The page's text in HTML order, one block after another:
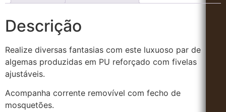
Descrição
Realize diversas fantasias com este luxuoso par de
algemas produzidas em PU reforçado com fivelas
ajustáveis.
Acompanha corrente removível com fecho de
mosquetões.